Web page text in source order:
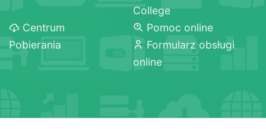
College
Centrum
Pobierania
Pomoc online
Formularz obsługi
online